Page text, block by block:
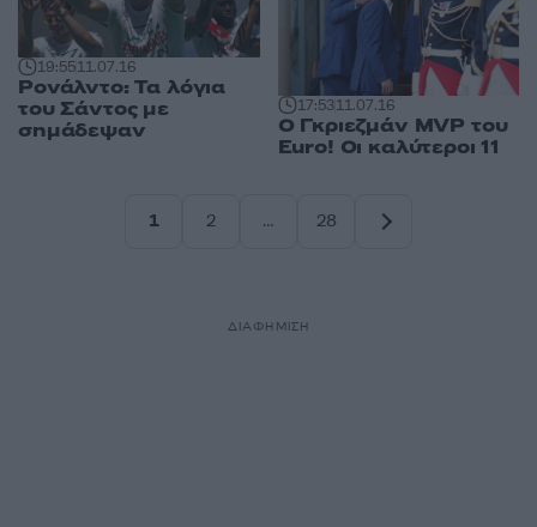
19:5511.07.16
Ρονάλντο: Τα λόγια
του Σάντος με
σημάδεψαν
17:5311.07.16
Ο Γκριεζμάν MVP του
Euro! Οι καλύτεροι 11
1
2
…
28
ΔΙΑΦΗΜΙΣΗ